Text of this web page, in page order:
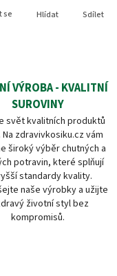
se Hlídat Sdílet
VÝROBA - KVALITNÍ
SUROVINY
svět kvalitních produktů
Na zdravivkosiku.cz vám
široký výběr chutných a
potravin, které splňují
standardy kvality.
naše výrobky a užijte
životní styl bez
kompromisů.